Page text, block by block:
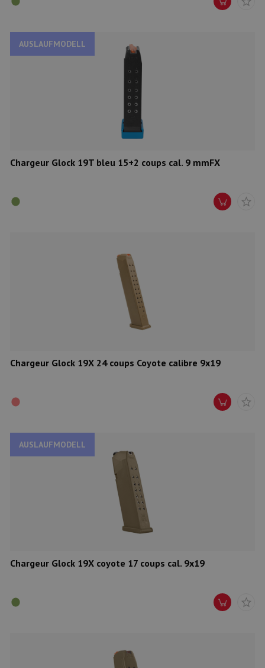
AUSLAUFMODELL
Chargeur Glock 19T bleu 15+2 coups cal. 9 mmFX
Chargeur Glock 19X 24 coups Coyote calibre 9x19
AUSLAUFMODELL
Chargeur Glock 19X coyote 17 coups cal. 9x19